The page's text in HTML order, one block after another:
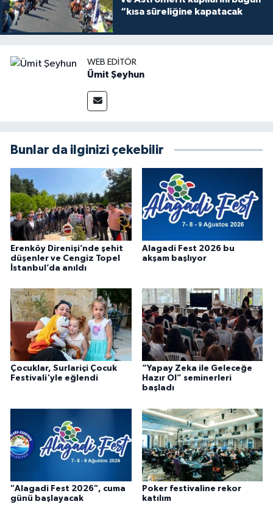
“kısa süreliğine kapatacak
WEB EDITÖR
Ümit Şeyhun
Bunlar da ilginizi çekebilir
Erenköy Direnişi’nde şehit
düşenler ve Cengiz Topel
İstanbul’da anıldı
Alagadi Fest 2026 bu
akşam başlıyor
Çocuklar, Surlariçi Çocuk
Festivali'yle eğlendi
“Yapay Zeka ile Geleceğe
Hazır Ol” seminerleri
başladı
"Alagadi Fest 2026", cuma
günü başlayacak
Poker festivaline rekor
katılım